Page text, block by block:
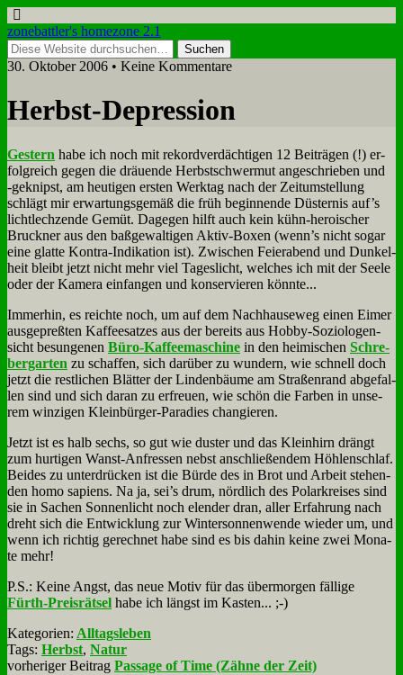
zonebattler's homezone 2.1
30. Oktober 2006 • Keine Kommentare
Herbst-De­pres­si­on
Ge­stern ha­be ich noch mit re­kord­ver­däch­ti­gen 12 Bei­trä­gen (!) er­
folg­reich ge­gen die dräu­en­de Herbst­schwer­mut an­ge­schrie­ben und
‑ge­knipst, am heu­ti­gen er­sten Werk­tag nach der Zeit­um­stel­lung
schlägt mir er­war­tungs­ge­mäß die früh be­gin­nen­de Dü­ster­nis auf’s
licht­lech­zen­de Ge­müt. Da­ge­gen hilft auch kein kühn-he­roi­scher
Bruck­ner aus den baß­ge­wal­ti­gen Ak­tiv-Bo­xen (wenn’s nicht so­gar
ei­ne glat­te Kon­tra-In­di­ka­ti­on ist). Zwi­schen Fei­er­abend und Dun­kel­
heit bleibt jetzt nicht mehr viel Ta­ges­licht, wel­ches ich mit der See­le
oder der Ka­me­ra ein­fan­gen und kon­ser­vie­ren könn­te...
Im­mer­hin, es reich­te noch, um auf dem Nach­hau­se­weg ei­nen Ei­mer
aus­ge­preß­ten Kaf­fee­sat­zes aus der be­reits aus Hob­by-So­zio­lo­gen­
sicht be­sun­ge­nen Bü­ro-Kaf­fee­ma­schi­ne in den hei­mi­schen Schre­
ber­gar­ten zu schaf­fen, sich dar­über zu wun­dern, wie schnell doch
jetzt die rest­li­chen Blät­ter der Lin­den­bäu­me am Stra­ßen­rand ab­ge­fal­
len sind und sich dar­an zu er­freu­en, wie schön die Far­ben in un­se­
rem win­zi­gen Klein­bür­ger-Pa­ra­dies chan­gie­ren.
Jetzt ist es halb sechs, so gut wie du­ster und das Klein­hirn drängt
zum hur­ti­gen Wanst-An­fres­sen nebst an­schlie­ßen­dem Höh­len­schlaf.
Bei­des zu un­ter­drücken ist die Bür­de des in Brot und Ar­beit ste­hen­
den ho­mo sa­pi­ens. Na ja, sei’s drum, nörd­lich des Po­lar­krei­ses sind
sie in Sa­chen Son­nen­licht noch elen­der dran, al­ler Er­fah­rung nach
dreht sich die Ent­wick­lung zur Win­ter­son­nen­wen­de wie­der um, und
wenn ich rich­tig ge­rech­net ha­be sind es bis da­hin kei­ne zwei Mo­na­
te mehr!
P.S.: Kei­ne Angst, das neue Mo­tiv für das über­mor­gen fäl­li­ge
Fürth-Preis­rät­sel ha­be ich längst im Ka­sten... ;-)
Kategorien: Alltagsleben
Tags: Herbst, Natur
vorheriger Beitrag Passage of Time (Zähne der Zeit)